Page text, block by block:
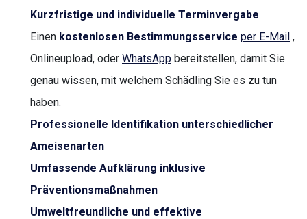
Kurzfristige und individuelle Terminvergabe
Einen kostenlosen Bestimmungsservice per E-Mail ,
Onlineupload, oder WhatsApp bereitstellen, damit Sie
genau wissen, mit welchem Schädling Sie es zu tun
haben.
Professionelle Identifikation unterschiedlicher
Ameisenarten
Umfassende Aufklärung inklusive
Präventionsmaßnahmen
Umweltfreundliche und effektive